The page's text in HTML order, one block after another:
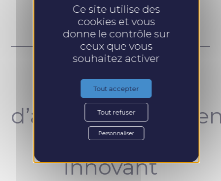
Un concept
unique et
innovant
Ce site utilise des
cookies et vous
donne le contrôle sur
ceux que vous
souhaitez activer
Tout accepter
Tout refuser
Personnaliser